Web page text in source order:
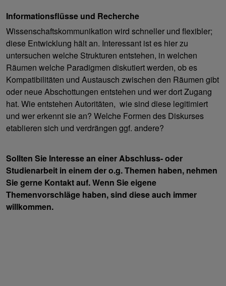
Informationsflüsse und Recherche
Wissenschaftskommunikation wird schneller und flexibler;
diese Entwicklung hält an. Interessant ist es hier zu
untersuchen welche Strukturen entstehen, in welchen
Räumen welche Paradigmen diskutiert werden, ob es
Kompatibilitäten und Austausch zwischen den Räumen gibt
oder neue Abschottungen entstehen und wer dort Zugang
hat. Wie entstehen Autoritäten, wie sind diese legitimiert
und wer erkennt sie an? Welche Formen des Diskurses
etablieren sich und verdrängen ggf. andere?
Sollten Sie Interesse an einer Abschluss- oder
Studienarbeit in einem der o.g. Themen haben, nehmen
Sie gerne Kontakt auf. Wenn Sie eigene
Themenvorschläge haben, sind diese auch immer
willkommen.